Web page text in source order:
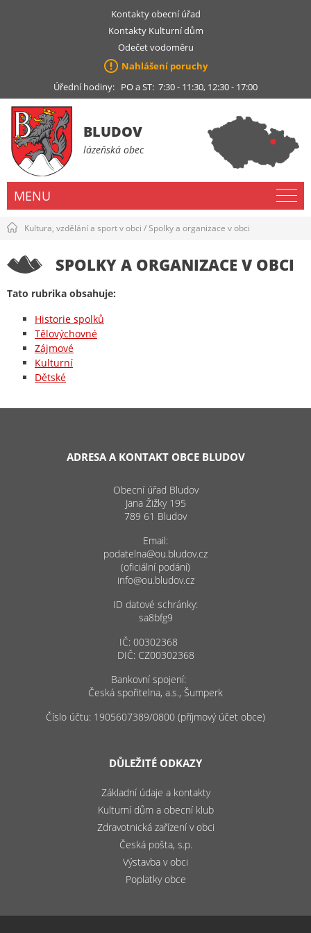
Kontakty obecní úřad
Kontakty Kulturní dům
Odečet vodoměru
Nahlášení poruchy
Úřední hodiny: PO a ST: 7:30 - 11:30, 12:30 - 17:00
BLUDOV
lázeňská obec
MENU
Kultura, vzdělání a sport v obci /Spolky a organizace v obci
SPOLKY A ORGANIZACE V OBCI
Tato rubrika obsahuje:
Historie spolků
Tělovýchovné
Zájmové
Kulturní
Dětské
ADRESA A KONTAKT OBCE BLUDOV
Obecní úřad Bludov
Jana Žižky 195
789 61 Bludov
Email:
podatelna@ou.bludov.cz
(oficiální podání)
info@ou.bludov.cz
ID datové schránky:
sa8bfg9
IČ: 00302368
DIČ: CZ00302368
Bankovní spojení:
Česká spořitelna, a.s., Šumperk
Číslo účtu: 1905607389/0800 (příjmový účet obce)
DŮLEŽITÉ ODKAZY
Základní údaje a kontakty
Kulturní dům a obecní klub
Zdravotnická zařízení v obci
Česká pošta, s.p.
Výstavba v obci
Poplatky obce